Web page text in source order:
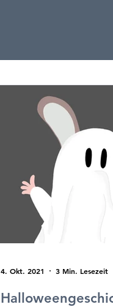
4. Okt. 2021 3 Min. Lesezeit